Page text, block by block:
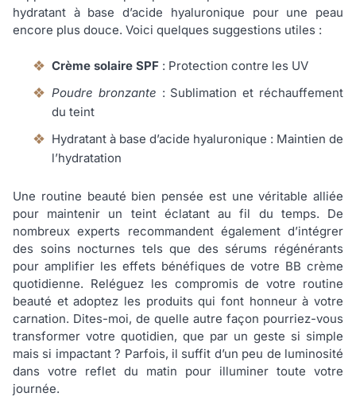
hydratant à base d’acide hyaluronique pour une peau
encore plus douce. Voici quelques suggestions utiles :
Crème solaire SPF : Protection contre les UV
Poudre bronzante : Sublimation et réchauffement
du teint
Hydratant à base d’acide hyaluronique : Maintien de
l’hydratation
Une routine beauté bien pensée est une véritable alliée
pour maintenir un teint éclatant au fil du temps. De
nombreux experts recommandent également d’intégrer
des soins nocturnes tels que des sérums régénérants
pour amplifier les effets bénéfiques de votre BB crème
quotidienne. Reléguez les compromis de votre routine
beauté et adoptez les produits qui font honneur à votre
carnation. Dites-moi, de quelle autre façon pourriez-vous
transformer votre quotidien, que par un geste si simple
mais si impactant ? Parfois, il suffit d’un peu de luminosité
dans votre reflet du matin pour illuminer toute votre
journée.